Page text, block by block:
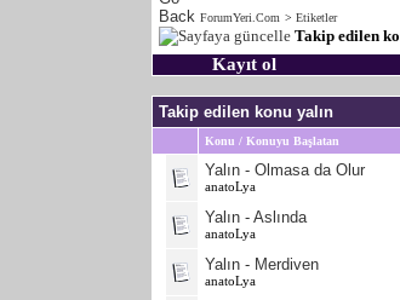
ForumYeri.Com >Etiketler
Takip edilen
Kayıt ol
Takip edilen konu yalın
Konu / Konuyu Başlatan
Yalın - Olmasa da Olur
anatoLya
Yalın - Aslında
anatoLya
Yalın - Merdiven
anatoLya